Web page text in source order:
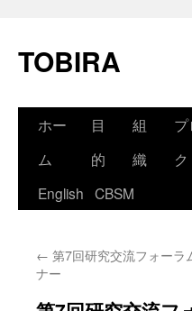
テ
ン
へ
TOBIRA
ホー
ム
目
的
組
織
プ
ク
English CBSM
← 第7回研究交流フォーラ
ナー